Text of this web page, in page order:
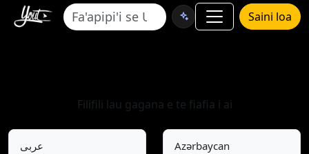
Saini loa
Filifili lau gagana e te fiafia i ai
عربى Azərbaycan